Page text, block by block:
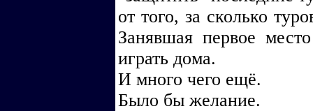
от того, за сколько
Занявшая первое
играть дома.
И много чего ещё.
Было бы желание.